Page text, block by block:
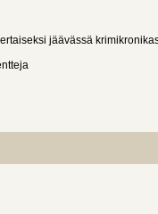
jäävässä